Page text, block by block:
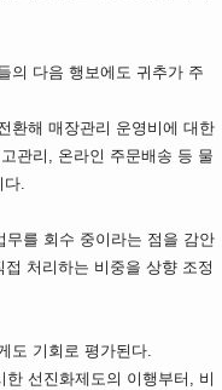
의 다음 행보에도 귀추가 주
환해 매장관리 운영비에 대한
관리, 온라인 주문배송 등 물
다.
무를 회수 중이라는 점을 감안
처리하는 비중을 상향 조정
도 기회로 평가된다.
선진화제도의 이행부터, 비